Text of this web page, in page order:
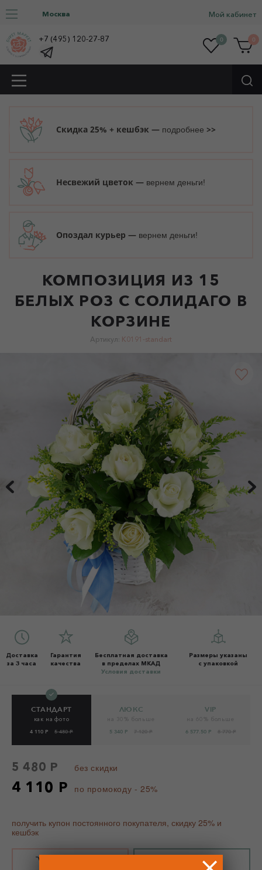
Москва Мой кабинет
+7 (495) 120-27-87 0 0
Скидка 25% + кешбэк — подробнее >>
Несвежий цветок — вернем деньги!
Опоздал курьер — вернем деньги!
КОМПОЗИЦИЯ ИЗ 15
БЕЛЫХ РОЗ С СОЛИДАГО В
КОРЗИНЕ
Артикул: K0191-standart
Доставка
за 3 часа
Гарантия
качества
Бесплатная доставка
в пределах МКАД
Условия доставки
Размеры указаны
с упаковкой
СТАНДАРТ
как на фото
4 110 Р 5 480 Р
ЛЮКС
5 340 Р 7 120 Р
VIP
6 577.50 Р 8 770 Р
5 480 Р без скидки
4 110 Р по промокоду - 25%
получить купон постоянного покупателя, скидку 25% и
кешбэк
КУПИТЬ В 1 КЛИК